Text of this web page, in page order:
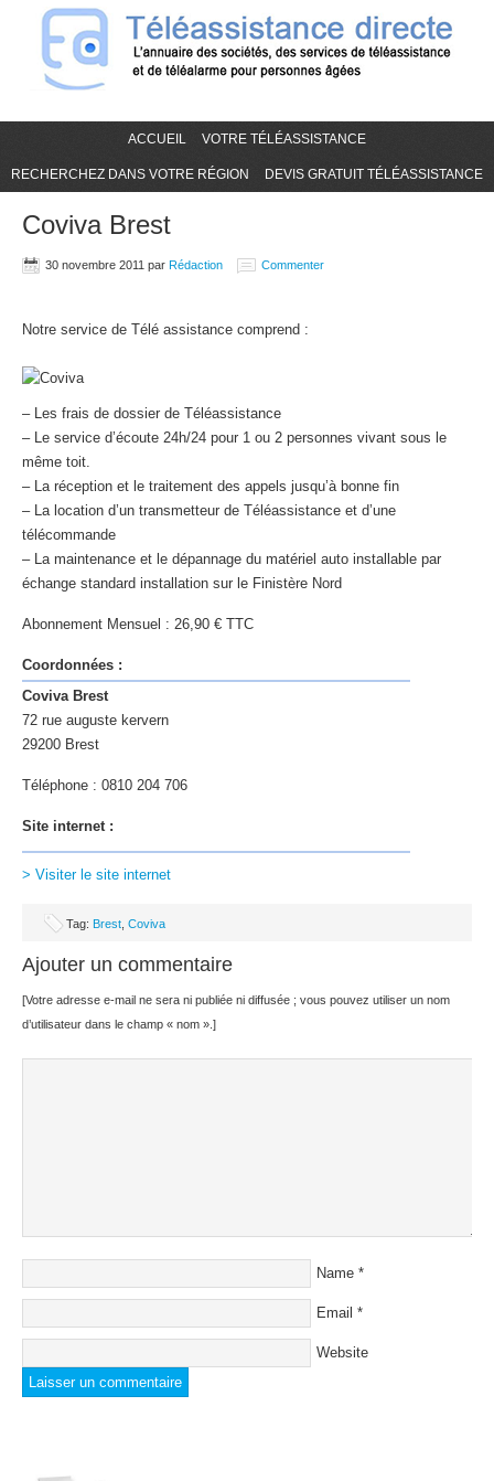
ACCUEIL VOTRE TÉLÉASSISTANCE
RECHERCHEZ DANS VOTRE RÉGION DEVIS GRATUIT TÉLÉASSISTANCE
Coviva Brest
30 novembre 2011 par Rédaction Commenter
Notre service de Télé assistance comprend :
– Les frais de dossier de Téléassistance
– Le service d’écoute 24h/24 pour 1 ou 2 personnes vivant sous le
même toit.
– La réception et le traitement des appels jusqu’à bonne fin
– La location d’un transmetteur de Téléassistance et d’une
télécommande
– La maintenance et le dépannage du matériel auto installable par
échange standard installation sur le Finistère Nord
Abonnement Mensuel : 26,90 € TTC
Coordonnées :
Coviva Brest
72 rue auguste kervern
29200 Brest
Téléphone : 0810 204 706
Site internet :
> Visiter le site internet
Tag: Brest Coviva
Ajouter un commentaire
[Votre adresse e-mail ne sera ni publiée ni diffusée ; vous pouvez utiliser un nom
d’utilisateur dans le champ « nom ».]
Name *
Email *
Website